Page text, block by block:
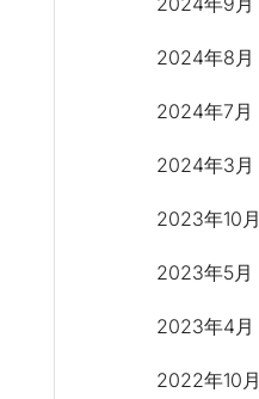
2024年8月
2024年7月
2024年3月
2023年10月
2023年5月
2023年4月
2022年10月